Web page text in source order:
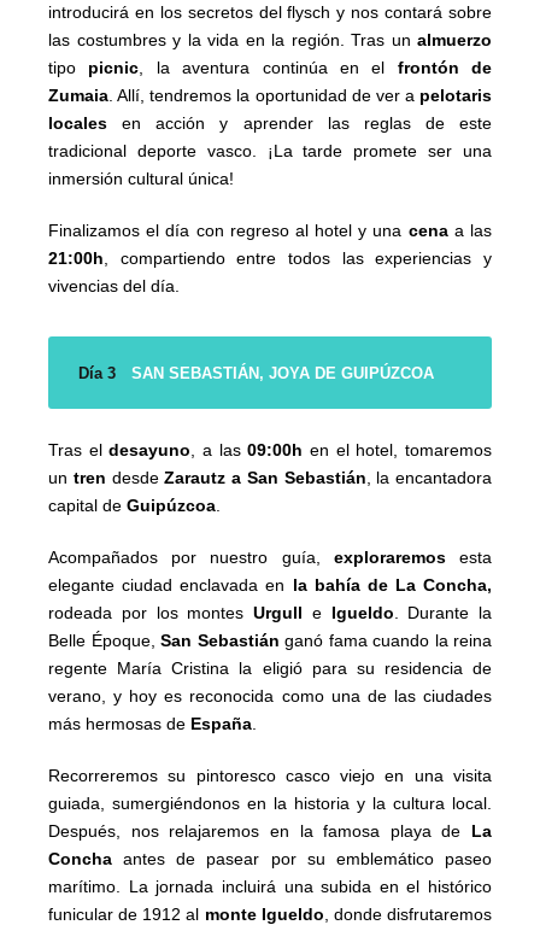
introducirá en los secretos del flysch y nos contará sobre
las costumbres y la vida en la región. Tras un almuerzo
tipo picnic , la aventura continúa en el frontón de
Zumaia . Allí, tendremos la oportunidad de ver a pelotaris
locales en acción y aprender las reglas de este
tradicional deporte vasco. ¡La tarde promete ser una
inmersión cultural única!
Finalizamos el día con regreso al hotel y una cenaa las
21:00h , compartiendo entre todos las experiencias y
vivencias del día.
Día 3 SAN SEBASTIÁN, JOYA DE GUIPÚZCOA
Tras eldesayuno , a las09:00h en el hotel, tomaremos
un tren desdeZarautz a San Sebastián , la encantadora
capital de Guipúzcoa
Acompañados por nuestro guía, exploraremosesta
elegante ciudad enclavada en la bahía de La Concha,
rodeada por los montes Urgull e Igueldo . Durante la
Belle Époque, San Sebastián ganó fama cuando la reina
regente María Cristina la eligió para su residencia de
verano, y hoy es reconocida como una de las ciudades
más hermosas de España
Recorreremos su pintoresco casco viejo en una visita
guiada, sumergiéndonos en la historia y la cultura local.
Después, nos relajaremos en la famosa playa de La
Concha antes de pasear por su emblemático paseo
marítimo. La jornada incluirá una subida en el histórico
funicular de 1912 al monte Igueldo , donde disfrutaremos